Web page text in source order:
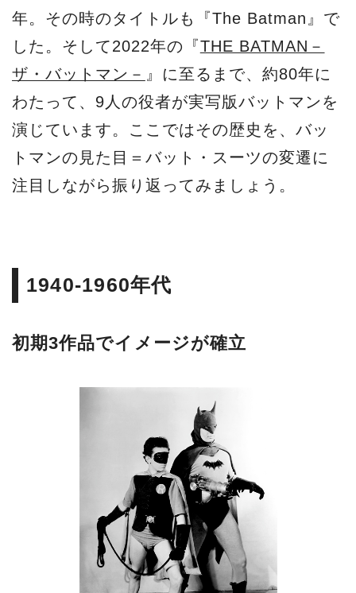
年。その時のタイトルも『The Batman』で
した。そして2022年の『THE BATMAN－
ザ・バットマン－ 』に至るまで、約80年に
わたって、9人の役者が実写版バットマンを
演じています。ここではその歴史を、バッ
トマンの見た目＝バット・スーツの変遷に
注目しながら振り返ってみましょう。
1940-1960年代
初期3作品でイメージが確立